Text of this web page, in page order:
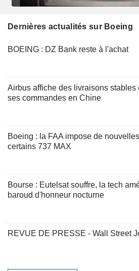
Dernières actualités sur Boeing
BOEING : DZ Bank reste à l'achat
Airbus affiche des livraisons stables
ses commandes en Chine
Boeing : la FAA impose de
certains 737 MAX
Bourse : Eutelsat souffre, la tech
baroud d'honneur nocturne
REVUE DE PRESSE - Wall Street